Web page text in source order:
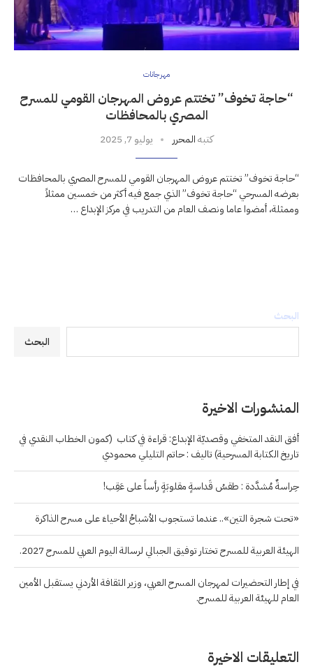
مهرجانات
“حاجة تخوف” تختتم عروض المهرجان القومي للمسرح
المصري بالمحافظات
كتبهالمحرر يوليو 7, 2025
“حاجة تخوف” تختتم عروض المهرجان القومي للمسرح المصري بالمحافظات
بعرضه المسرحي “حاجة تخوف” الذي جمع فيه أكثر من خمسين ممثلاً
وممثلة، أمضوا عاما ونصف العام من التدريب في مركز الإبداع …
البحث
البحث
المنشورات الاخيرة
أفق النقد المتخفي وقصديّة الإبداع: قراءة في كتاب (كمون الخطاب النقدي في
تاريخ الكتابة المسرحية) تاليف : حاتم التليلي محمودي
حِراسةٌ مُشدَّدة : طقسُ قَداسةٍ مقلوبَةٍ رأساً على عَقِب!
«تحت شجرة التين».. عندما تستجوب الأشباحُ الأحياءَ على مسرح الذاكرة
الهيئة العربية للمسرح تختار توفيق الجبالي لرسالة اليوم العربي للمسرح 2027.
في إطار التحضيرات لمهرجان المسرح العربي، وزير الثقافة الأردني يستقبل الأمين
العام للهيئة العربية للمسرح.
التعليقات الاخيرة